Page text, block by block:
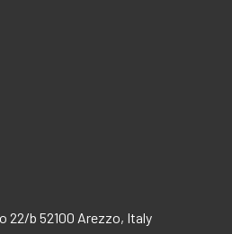
22/b 52100 Arezzo, Italy